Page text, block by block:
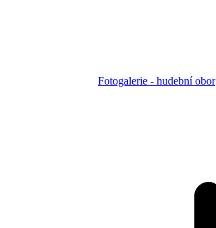
Fotogalerie - hudební obor